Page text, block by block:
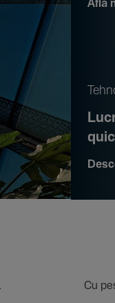
Află
Cu peste